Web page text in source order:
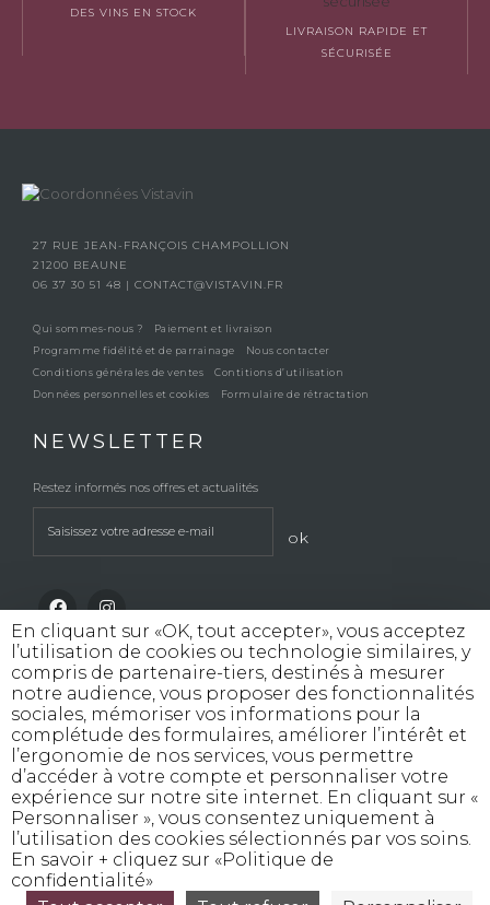
DES VINS EN STOCK
LIVRAISON RAPIDE ET
SÉCURISÉE
27 RUE JEAN-FRANÇOIS CHAMPOLLION
21200 BEAUNE
06 37 30 51 48 | CONTACT@VISTAVIN.FR
Qui sommes-nous ?
Paiement et livraison
Programme fidélité et de parrainage
Nous contacter
Conditions générales de ventes
Contitions d’utilisation
Données personnelles et cookies
Formulaire de rétractation
NEWSLETTER
Restez informés nos offres et actualités
ok
INTERDICTION DE VENTE DE BOISSONS
ALCOOLIQUES AUX MINEURS DE MOINS
DE 18 ANS
La preuve de majorité de l'acheteur est exigée
au moment de la vente en ligne
CODE DE LA SANTE PUBLIQUE, ART. L. 3342-1 et L.
3353-3
L’abus d’alcool est dangereux pour la santé, consommez avec modération
En cliquant sur «OK, tout accepter», vous acceptez
l’utilisation de cookies ou technologie similaires, y
compris de partenaire-tiers, destinés à mesurer
notre audience, vous proposer des fonctionnalités
sociales, mémoriser vos informations pour la
complétude des formulaires, améliorer l’intérêt et
l’ergonomie de nos services, vous permettre
d’accéder à votre compte et personnaliser votre
expérience sur notre site internet. En cliquant sur «
Personnaliser », vous consentez uniquement à
l’utilisation des cookies sélectionnés par vos soins.
En savoir + cliquez sur «Politique de
confidentialité»